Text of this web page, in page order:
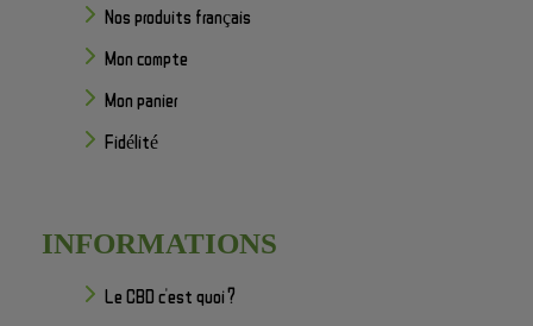
Nos produits français
Mon compte
Mon panier
Fidélité
INFORMATIONS
Le CBD c'est quoi ?